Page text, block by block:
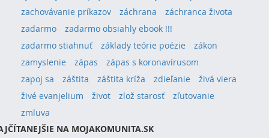
zachovávanie príkazov
záchrana
záchranca života
zadarmo
zadarmo obsiahly ebook !!!
zadarmo stiahnuť
základy teórie poézie
zákon
zamyslenie
zápas
zápas s koronavírusom
zapoj sa
záštita záštita kríža zdieľanie
živá viera
živé evanjelium
život zlož starosť
zľutovanie
zmluva
NA MOJAKOMUNITA.SK